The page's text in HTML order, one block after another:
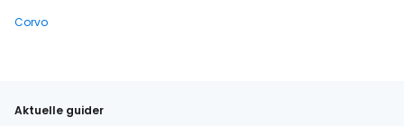
Corvo
Aktuelle guider